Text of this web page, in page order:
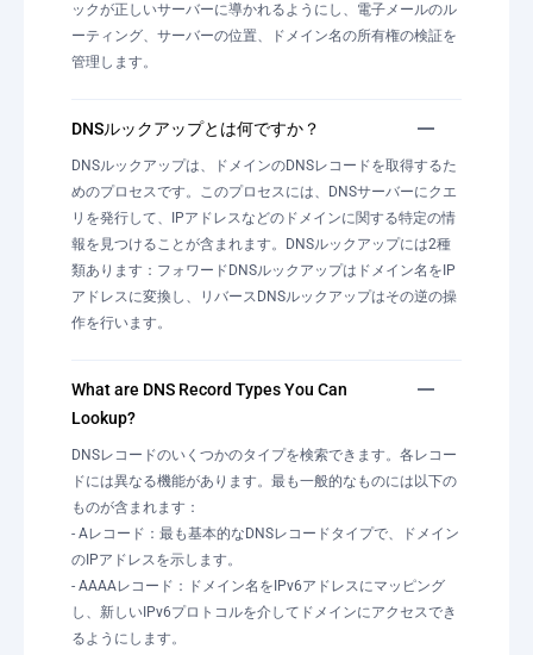
ックが正しいサーバーに導かれるようにし、電子メールのル
ーティング、サーバーの位置、ドメイン名の所有権の検証を
管理します。
DNSルックアップとは何ですか？
DNSルックアップは、ドメインのDNSレコードを取得するた
めのプロセスです。このプロセスには、DNSサーバーにクエ
リを発行して、IPアドレスなどのドメインに関する特定の情
報を見つけることが含まれます。DNSルックアップには2種
類あります：フォワードDNSルックアップはドメイン名をIP
アドレスに変換し、リバースDNSルックアップはその逆の操
作を行います。
What are DNS Record Types You Can
Lookup?
DNSレコードのいくつかのタイプを検索できます。各レコー
ドには異なる機能があります。最も一般的なものには以下の
ものが含まれます：
- Aレコード：最も基本的なDNSレコードタイプで、ドメイン
のIPアドレスを示します。
- AAAAレコード：ドメイン名をIPv6アドレスにマッピング
し、新しいIPv6プロトコルを介してドメインにアクセスでき
るようにします。